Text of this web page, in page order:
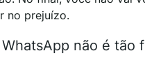
no prejuízo.
não é tão